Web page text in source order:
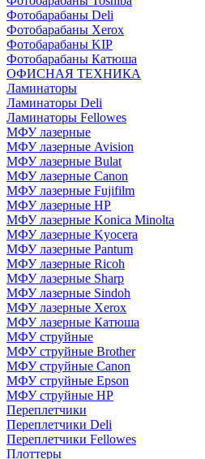
Фотобарабаны Deli
Фотобарабаны Xerox
Фотобарабаны KIP
Фотобарабаны Катюша
ОФИСНАЯ ТЕХНИКА
Ламинаторы
Ламинаторы Deli
Ламинаторы Fellowes
МФУ лазерные
МФУ лазерные Avision
МФУ лазерные Bulat
МФУ лазерные Canon
МФУ лазерные Fujifilm
МФУ лазерные HP
МФУ лазерные Konica Minolta
МФУ лазерные Kyocera
МФУ лазерные Pantum
МФУ лазерные Ricoh
МФУ лазерные Sharp
МФУ лазерные Sindoh
МФУ лазерные Xerox
МФУ лазерные Катюша
МФУ струйные
МФУ струйные Brother
МФУ струйные Canon
МФУ струйные Epson
МФУ струйные HP
Переплетчики
Переплетчики Deli
Переплетчики Fellowes
Плоттеры